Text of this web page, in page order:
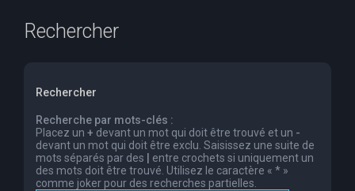
Rechercher
Rechercher
Recherche par mots-clés :
Placez un + devant un mot qui doit être trouvé et un -
devant un mot qui doit être exclu. Saisissez une suite de
mots séparés par des
entre crochets si uniquement un
des mots doit être trouvé. Utilisez le caractère « * »
comme joker pour des recherches partielles.